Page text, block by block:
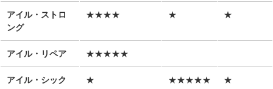
アイル・ストロ
ング
★★★★ ★ ★
アイル・リペア ★★★★★
アイル・シック ★ ★★★★★ ★